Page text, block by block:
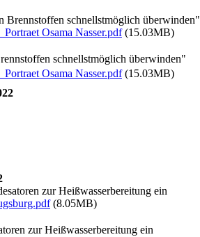
Brennstoffen schnellstmöglich überwinden"
Osama Nasser.pdf(15.03MB)
schnellstmöglich überwinden"
Osama Nasser.pdf(15.03MB)
zur Heißwasserbereitung ein
(8.05MB)
zur Heißwasserbereitung ein